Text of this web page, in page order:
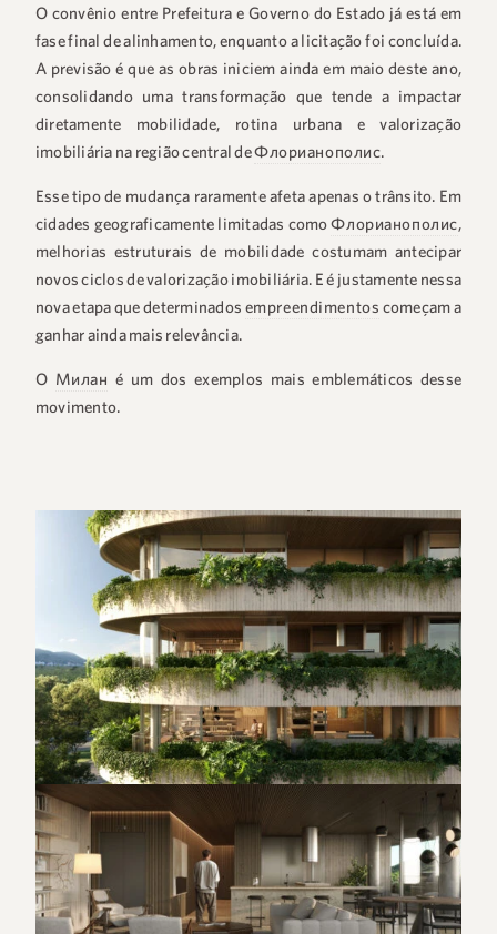
O convênio entre Prefeitura e Governo do Estado já está em
fase final de alinhamento, enquanto a licitação foi concluída.
A previsão é que as obras iniciem ainda em maio deste ano,
consolidando uma transformação que tende a impactar
diretamente mobilidade, rotina urbana e valorização
imobiliária na região central deФлорианополис.
Esse tipo de mudança raramente afeta apenas o trânsito. Em
cidades geograficamente limitadas comoФлорианополис,
melhorias estruturais de mobilidade costumam antecipar
novos ciclos de valorização imobiliária. E é justamente nessa
nova etapa que determinados empreendimentos começam a
ganhar ainda mais relevância.
O Милан é um dos exemplos mais emblemáticos desse
movimento.